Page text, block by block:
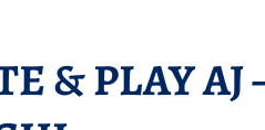
& PLAY